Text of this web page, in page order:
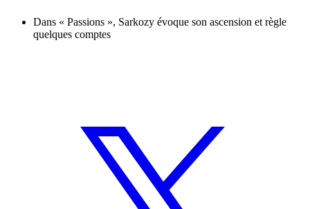
Dans « Passions », Sarkozy évoque son ascension et règle
quelques comptes